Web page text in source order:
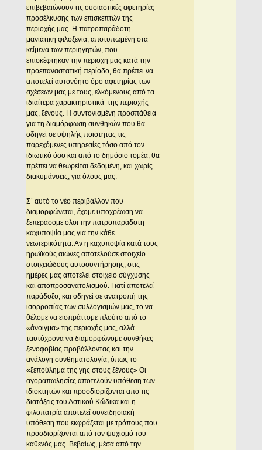
επιβεβαιώνουν τις ουσιαστικές αφετηρίες
προσέλκυσης των επισκεπτών της
περιοχής μας. Η πατροπαράδοτη
μανιάτικη φιλοξενία, αποτυπωμένη στα
κείμενα των περιηγητών, που
επισκέφτηκαν την περιοχή μας κατά την
προεπαναστατική περίοδο, θα πρέπει να
αποτελεί αυτονόητο όρο αφετηρίας των
σχέσεων μας με τους, ελκόμενους από τα
ιδιαίτερα χαρακτηριστικά της περιοχής
μας, ξένους. Η συντονισμένη προσπάθεια
για τη διαμόρφωση συνθηκών που θα
οδηγεί σε υψηλής ποιότητας τις
παρεχόμενες υπηρεσίες τόσο από τον
ιδιωτικό όσο και από το δημόσιο τομέα, θα
πρέπει να θεωρείται δεδομένη, και χωρίς
διακυμάνσεις, για όλους μας.
Σ` αυτό το νέο περιβάλλον που
διαμορφώνεται, έχομε υποχρέωση να
ξεπεράσομε όλοι την πατροπαράδοτη
καχυποψία μας για την κάθε
νεωτερικότητα. Αν η καχυποψία κατά τους
ηρωϊκούς αιώνες αποτελούσε στοιχείο
στοιχειώδους αυτοσυντήρησης, στις
ημέρες μας αποτελεί στοιχείο σύγχυσης
και αποπροσανατολισμού. Γιατί αποτελεί
παράδοξο, και οδηγεί σε ανατροπή της
ισορροπίας των συλλογισμών μας, το να
θέλομε να εισπράττομε πλούτο από το
«άνοιγμα» της περιοχής μας, αλλά
ταυτόχρονα να διαμορφώνομε συνθήκες
ξενοφοβίας προβάλλοντας και την
ανάλογη συνθηματολογία, όπως το
«ξεπούλημα της γης στους ξένους» Οι
αγοραπωλησίες αποτελούν υπόθεση των
ιδιοκτητών και προσδιορίζονται από τις
διατάξεις του Αστικού Κώδικα και η
φιλοπατρία αποτελεί συνειδησιακή
υπόθεση που εκφράζεται με τρόπους που
προσδιορίζονται από τον ψυχισμό του
καθενός μας. Βεβαίως, μέσα από την